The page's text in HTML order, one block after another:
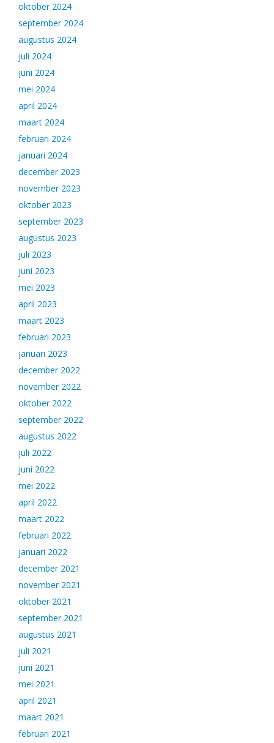
oktober 2024
september 2024
augustus 2024
juli 2024
juni 2024
mei 2024
april 2024
maart 2024
februari 2024
januari 2024
december 2023
november 2023
oktober 2023
september 2023
augustus 2023
juli 2023
juni 2023
mei 2023
april 2023
maart 2023
februari 2023
januari 2023
december 2022
november 2022
oktober 2022
september 2022
augustus 2022
juli 2022
juni 2022
mei 2022
april 2022
maart 2022
februari 2022
januari 2022
december 2021
november 2021
oktober 2021
september 2021
augustus 2021
juli 2021
juni 2021
mei 2021
april 2021
maart 2021
februari 2021